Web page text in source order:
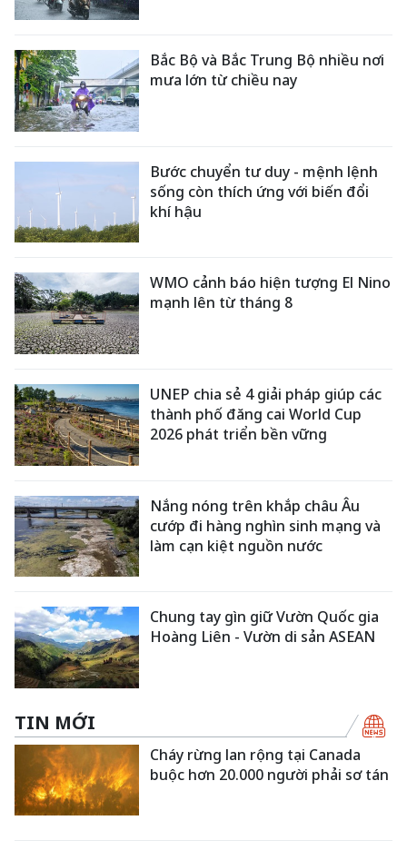
Bắc Bộ và Bắc Trung Bộ nhiều nơi
mưa lớn từ chiều nay
Bước chuyển tư duy - mệnh lệnh
sống còn thích ứng với biến đổi
khí hậu
WMO cảnh báo hiện tượng El Nino
mạnh lên từ tháng 8
UNEP chia sẻ 4 giải pháp giúp các
thành phố đăng cai World Cup
2026 phát triển bền vững
Nắng nóng trên khắp châu Âu
cướp đi hàng nghìn sinh mạng và
làm cạn kiệt nguồn nước
Chung tay gìn giữ Vườn Quốc gia
Hoàng Liên - Vườn di sản ASEAN
TIN MỚI
Cháy rừng lan rộng tại Canada
buộc hơn 20.000 người phải sơ tán